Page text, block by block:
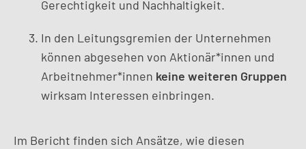
Gerechtigkeit und Nachhaltigkeit.
In den Leitungsgremien der Unternehmen
können abgesehen von Aktionär*innen und
Arbeitnehmer*innen keine weiteren Gruppen
wirksam Interessen einbringen.
Im Bericht finden sich Ansätze, wie diesen